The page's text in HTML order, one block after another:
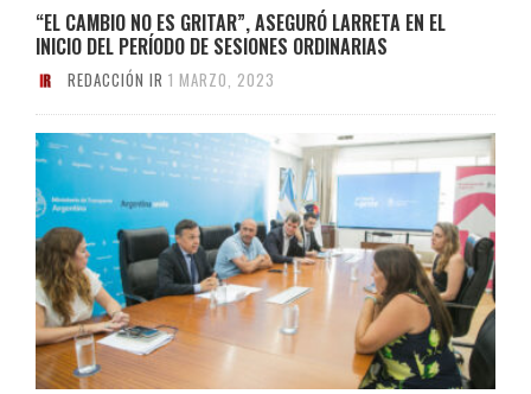
“EL CAMBIO NO ES GRITAR”, ASEGURÓ LARRETA EN EL
INICIO DEL PERÍODO DE SESIONES ORDINARIAS
REDACCIÓN IR 1 MARZO, 2023